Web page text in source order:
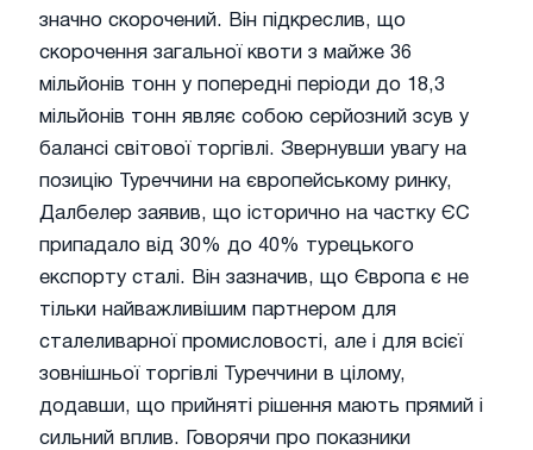
значно скорочений. Він підкреслив, що
скорочення загальної квоти з майже 36
мільйонів тонн у попередні періоди до 18,3
мільйонів тонн являє собою серйозний зсув у
балансі світової торгівлі. Звернувши увагу на
позицію Туреччини на європейському ринку,
Далбелер заявив, що історично на частку ЄС
припадало від 30% до 40% турецького
експорту сталі. Він зазначив, що Європа є не
тільки найважливішим партнером для
сталеливарної промисловості, але і для всієї
зовнішньої торгівлі Туреччини в цілому,
додавши, що прийняті рішення мають прямий і
сильний вплив. Говорячи про показники